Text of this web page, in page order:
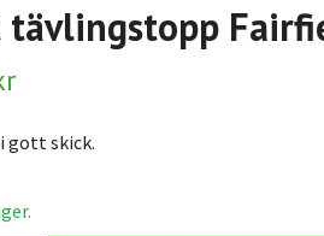
gott skick.